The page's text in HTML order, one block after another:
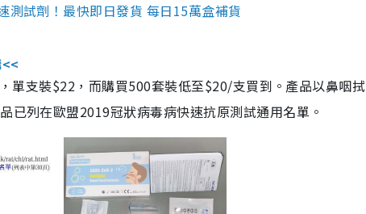
測試劑！最快即日發貨 每日15萬盒補貨
單支裝$22，而購買500套裝低至$20/支買到。產品以鼻咽
已列在歐盟2019冠狀病毒病快速抗原測試通用名單。